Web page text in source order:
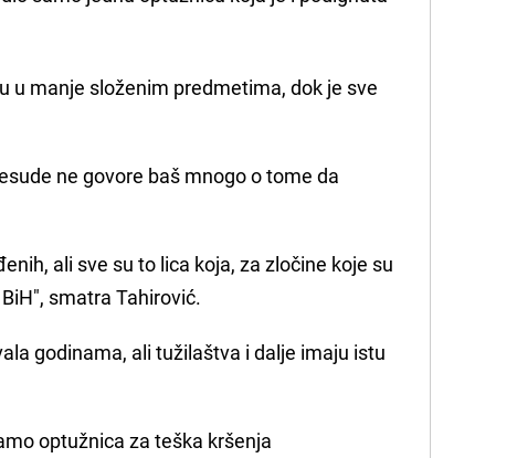
u manje složenim predmetima, dok je sve
ne govore baš mnogo o tome da
ali sve su to lica koja, za zločine koje su
smatra Tahirović.
godinama, ali tužilaštva i dalje imaju istu
optužnica za teška kršenja